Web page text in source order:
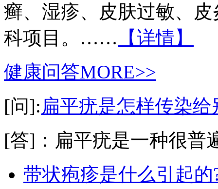
癣、湿疹、皮肤过敏、
科项目。…… 【详情】
健康问答MORE>>
[问]:扁平疣是怎样传染给
[答]：扁平疣是一种很普
带状疱疹是什么引起的